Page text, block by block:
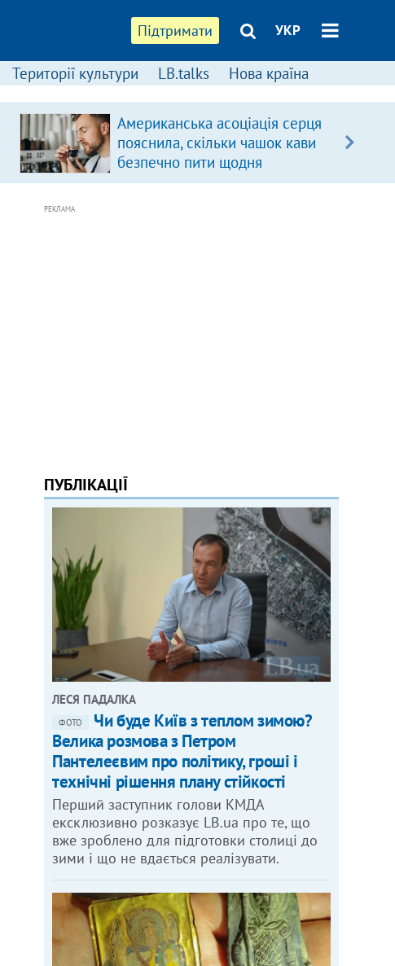
Підтримати УКР
Території культури LB.talks Нова країна
Американська асоціація серця
пояснила, скільки чашок кави
безпечно пити щодня
РЕКЛАМА
ПУБЛІКАЦІЇ
ЛЕСЯ ПАДАЛКА
ФОТО
Чи буде Київ з теплом зимою?
Велика розмова з Петром
Пантелеєвим про політику, гроші і
технічні рішення плану стійкості
Перший заступник голови КМДА
ексклюзивно розказує LB.ua про те, що
вже зроблено для підготовки столиці до
зими і що не вдається реалізувати.